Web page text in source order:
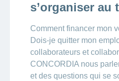
s’organiser au
Comment financer mon
Dois-je quitter mon
collaborateurs et
CONCORDIA nous
et des questions qui se